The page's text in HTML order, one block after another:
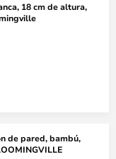
18 cm de altura,
de pared, bambú,